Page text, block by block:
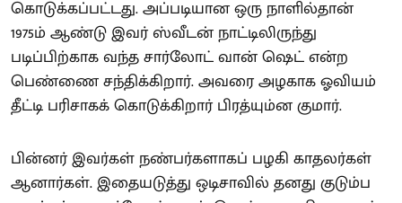
கொடுக்கப்பட்டது. அப்படியான ஒரு நாளில்தான்
1975ம் ஆண்டு இவர் ஸ்வீடன் நாட்டிலிருந்து
படிப்பிற்காக வந்த சார்லோட் வான் ஷெட் என்ற
பெண்ணை சந்திக்கிறார். அவரை அழகாக ஓவியம்
தீட்டி பரிசாகக் கொடுக்கிறார் பிரத்யும்ன குமார்.
பின்னர் இவர்கள் நண்பர்களாகப் பழகி காதலர்கள்
ஆனார்கள். இதையடுத்து ஒடிசாவில் தனது குடும்ப